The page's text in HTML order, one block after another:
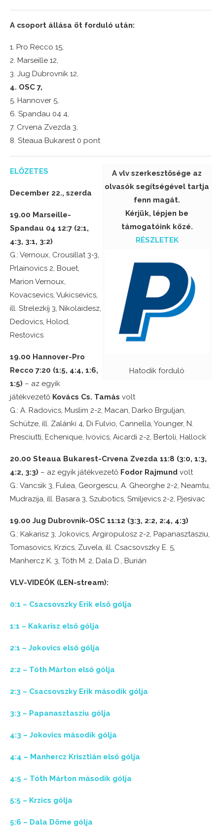
A csoport állása öt forduló után:
1. Pro Recco 15,
2. Marseille 12,
3. Jug Dubrovnik 12,
4. OSC 7,
5. Hannover 5,
6. Spandau 04 4,
7. Crvena Zvezda 3,
8. Steaua Bukarest 0 pont
A vlv szerkesztősége az
olvasók segítségével tartja
fenn magát.
Kérjük, lépjen be
támogatóink közé.
RÉSZLETEK
Hatodik forduló
ELŐZETES
December 22., szerda
19.00 Marseille-
Spandau 04 12:7 (2:1,
4:3, 3:1, 3:2)
G.: Vernoux, Crousillat 3-3,
Prlainovics 2, Bouet,
Marion Vernoux,
Kovacsevics, Vukicsevics,
ill. Strelezkíj 3, Nikolaidesz,
Dedovics, Holod,
Restovics
19.00 Hannover-Pro
Recco 7:20 (1:5, 4:4, 1:6,
1:5) – az egyik
játékvezető Kovács Cs. Tamás volt
G.: A. Radovics, Muslim 2-2, Macan, Darko Brguljan,
Schütze, ill. Zalánki 4, Di Fulvio, Cannella, Younger, N.
Presciutti, Echenique, Ivovics, Aicardi 2-2, Bertoli, Hallock
20.00 Steaua Bukarest-Crvena Zvezda 11:8 (3:0, 1:3,
4:2, 3:3) – az egyik játékvezető Fodor Rajmund volt
G.: Vancsik 3, Fulea, Georgescu, A. Gheorghe 2-2, Neamtu,
Mudrazija, ill. Basara 3, Szubotics, Smiljevics 2-2, Pjesivac
19.00 Jug Dubrovnik-OSC 11:12 (3:3, 2:2, 2:4, 4:3)
G.: Kakarisz 3, Jokovics, Argiropulosz 2-2, Papanasztasziu,
Tomasovics, Krzics, Zuvela, ill. Csacsovszky E. 5,
Manhercz K. 3, Tóth M. 2, Dala D., Burián
VLV-VIDEÓK (LEN-stream):
0:1 – Csacsovszky Erik első gólja
1:1 – Kakarisz első gólja
2:1 – Jokovics első gólja
2:2 – Tóth Márton első gólja
2:3 – Csacsovszky Erik második gólja
3:3 – Papanasztasziu gólja
4:3 – Jokovics második gólja
4:4 – Manhercz Krisztián első gólja
4:5 – Tóth Márton második gólja
5:5 – Krzics gólja
5:6 – Dala Döme gólja